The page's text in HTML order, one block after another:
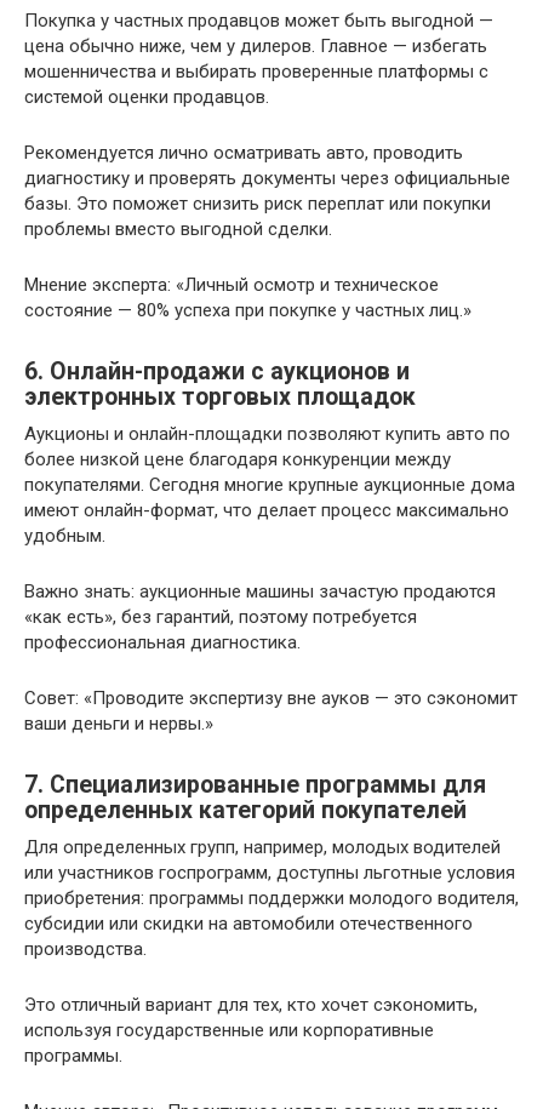
Покупка у частных продавцов может быть выгодной —
цена обычно ниже, чем у дилеров. Главное — избегать
мошенничества и выбирать проверенные платформы с
системой оценки продавцов.
Рекомендуется лично осматривать авто, проводить
диагностику и проверять документы через официальные
базы. Это поможет снизить риск переплат или покупки
проблемы вместо выгодной сделки.
Мнение эксперта: «Личный осмотр и техническое
состояние — 80% успеха при покупке у частных лиц.»
6. Онлайн-продажи с аукционов и
электронных торговых площадок
Аукционы и онлайн-площадки позволяют купить авто по
более низкой цене благодаря конкуренции между
покупателями. Сегодня многие крупные аукционные дома
имеют онлайн-формат, что делает процесс максимально
удобным.
Важно знать: аукционные машины зачастую продаются
«как есть», без гарантий, поэтому потребуется
профессиональная диагностика.
Совет: «Проводите экспертизу вне ауков — это сэкономит
ваши деньги и нервы.»
7. Специализированные программы для
определенных категорий покупателей
Для определенных групп, например, молодых водителей
или участников госпрограмм, доступны льготные условия
приобретения: программы поддержки молодого водителя,
субсидии или скидки на автомобили отечественного
производства.
Это отличный вариант для тех, кто хочет сэкономить,
используя государственные или корпоративные
программы.